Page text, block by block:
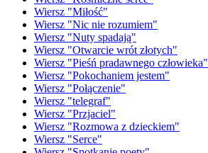
Wiersz "Miłość"
Wiersz "Nic nie rozumiem"
Wiersz "Nuty spadają"
Wiersz "Otwarcie wrót złotych"
Wiersz "Pieśń pradawnego człowieka"
Wiersz "Pokochaniem jestem"
Wiersz "Połączenie"
Wiersz "telegraf"
Wiersz "Przjaciel"
Wiersz "Rozmowa z dzieckiem"
Wiersz "Serce"